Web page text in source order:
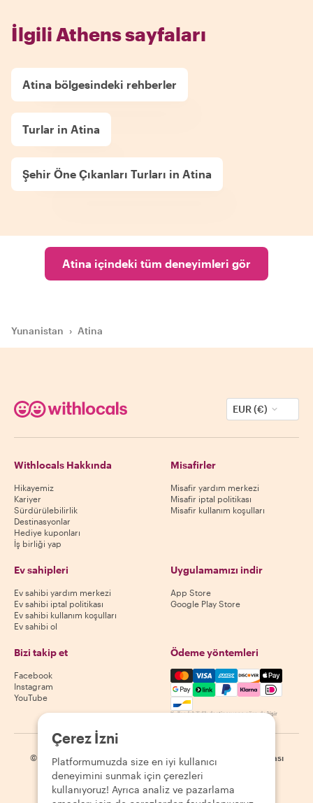
İlgili Athens sayfaları
Atina bölgesindeki rehberler
Turlar in Atina
Şehir Öne Çıkanları Turları in Atina
Atina içindeki tüm deneyimleri gör
Yunanistan › Atina
EUR (€)
Withlocals Hakkında
Hikayemiz
Kariyer
Sürdürülebilirlik
Destinasyonlar
Hediye kuponları
İş birliği yap
Misafirler
Misafir yardım merkezi
Misafir iptal politikası
Misafir kullanım koşulları
Ev sahipleri
Ev sahibi yardım merkezi
Ev sahibi iptal politikası
Ev sahibi kullanım koşulları
Ev sahibi ol
Uygulamamızı indir
App Store
Google Play Store
Bizi takip et
Facebook
Instagram
YouTube
Ödeme yöntemleri
Mastercard, Visa, Amex,
Kullanılabilirlik destinasyona göre değişir
© 2026 Withlocals.com Gizlilik Politikası | Site haritası
Çerez İzni
Platformumuzda size en iyi kullanıcı
deneyimini sunmak için çerezleri
kullanıyoruz! Ayrıca analiz ve pazarlama